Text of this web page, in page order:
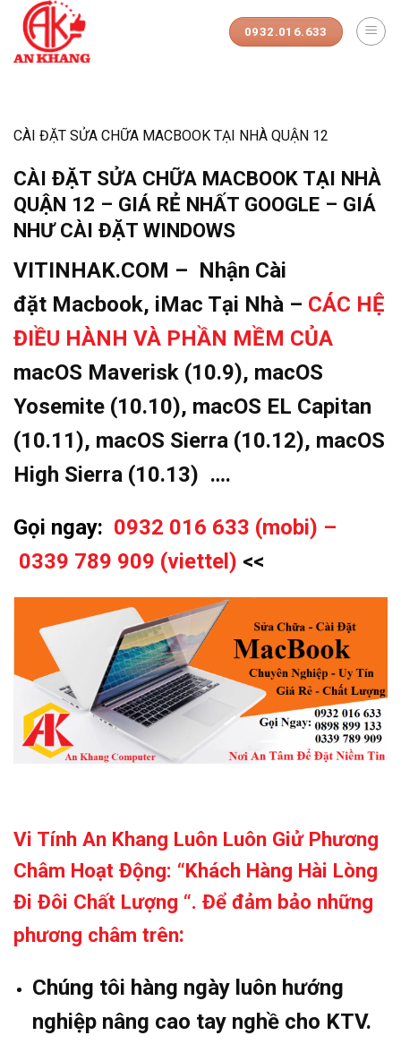
Skip
content
0932.016.633
CÀI ĐẶT SỬA CHỮA MACBOOK TẠI NHÀ QUẬN 12
CÀI ĐẶT SỬA CHỮA MACBOOK TẠI NHÀ
QUẬN 12 – GIÁ RẺ NHẤT GOOGLE – GIÁ
NHƯ CÀI ĐẶT WINDOWS
VITINHAK.COM – Nhận Cài
đặt Macbook, iMac Tại Nhà – CÁC HỆ
ĐIỀU HÀNH VÀ PHẦN MỀM CỦA
macOS Maverisk (10.9), macOS
Yosemite (10.10), macOS EL Capitan
(10.11), macOS Sierra (10.12), macOS
High Sierra (10.13) ….
Gọi ngay: 0932 016 633 (mobi) –
0339 789 909 (viettel) <<
Vi Tính An Khang Luôn Luôn Giử Phương
Châm Hoạt Động: “Khách Hàng Hài Lòng
Đi Đôi Chất Lượng “. Để đảm bảo những
phương châm trên:
Chúng tôi hàng ngày luôn hướng
nghiệp nâng cao tay nghề cho KTV.